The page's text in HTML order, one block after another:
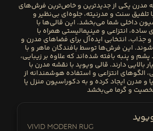
مدرن یکی از جدیدترین و خاص‌ترین فرش‌های
سنت و مدرنیته، جلوه‌ای بی‌نظیر و
داخلی شما می‌بخشد. این قالی‌ها با
ساده، انتزاعی و مینیمالیستی همراه با
انتخابی ایده‌آل برای فضاهای مدرن و
این فرش‌ها توسط بافندگان ماهر و با
و پنبه بافته شده‌اند که علاوه بر زیبایی،
بالایی دارند. قالی ویوید با نقشه مدرن با
انتزاعی و استفاده هوشمندانه از
و مدرن ایجاد کرده و به دکوراسیون منزل یا
و گرما می‌بخشد
Vivid Modern Rug